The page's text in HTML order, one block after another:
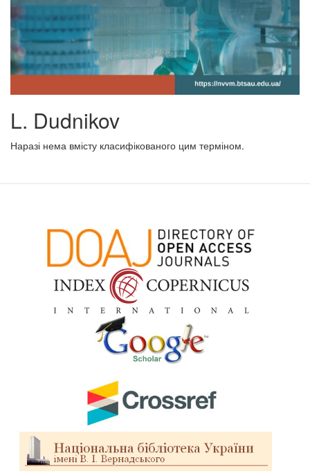
L. Dudnikov
Наразі нема вмісту класифікованого цим терміном.